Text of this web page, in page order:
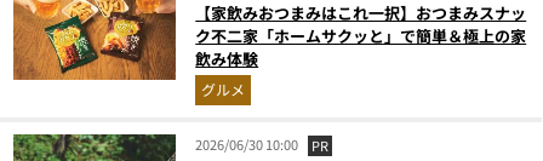
【家飲みおつまみはこれ一択】おつまみスナッ
ク不二家「ホームサクッと」で簡単＆極上の家
飲み体験
グルメ
2026/06/30 10:00 PR